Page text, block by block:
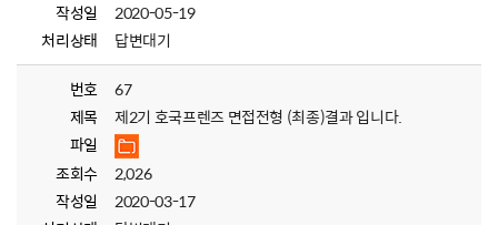
작성일
2020-05-19
처리상태
답변대기
번호
67
제목
제2기 호국프렌즈 면접전형 (최종)결과 입니다.
파일
조회수
2,026
작성일
2020-03-17